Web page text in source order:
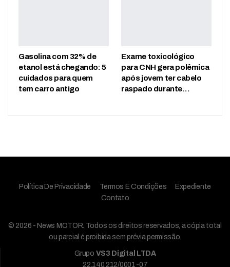
Gasolina com 32% de
etanol está chegando: 5
cuidados para quem
tem carro antigo
Exame toxicológico
para CNH gera polêmica
após jovem ter cabelo
raspado durante…
Política De Privacidade Termos E Condições
Expediente
Contato
© 2026 - News MOTOR. Todos os direitos reservados, a cópia total
ou parcial é proibida sem prévia permissão.
Grupo VS3 Digital LTDA
22.140.212/0001-07